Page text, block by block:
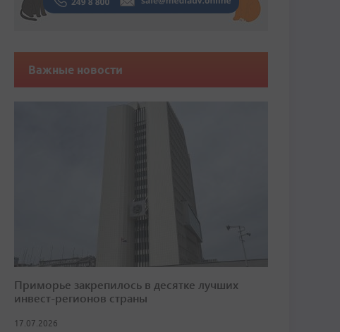
Важные новости
Приморье закрепилось в десятке лучших
инвест-регионов страны
17.07.2026